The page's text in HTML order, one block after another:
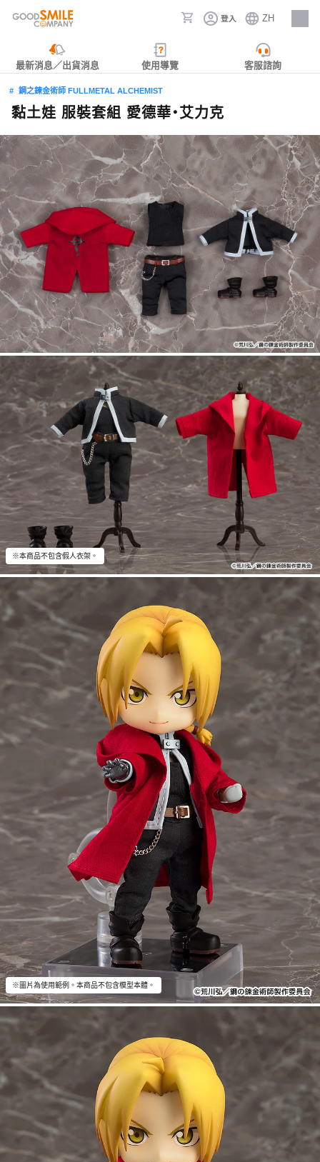
登入 ZH
人才招募
最新消息／出貨消息 使用導覽 客服諮詢
鋼之鍊金術師 FULLMETAL ALCHEMIST
黏土娃 服裝套組 愛德華‧艾力克
※本商品不包含假人衣架。
※圖片為使用範例。本商品不包含模型本體。